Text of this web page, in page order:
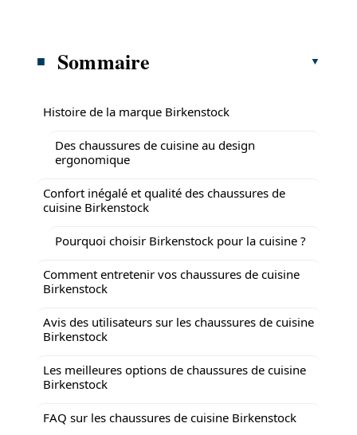
Sommaire
Histoire de la marque Birkenstock
Des chaussures de cuisine au design
ergonomique
Confort inégalé et qualité des chaussures de
cuisine Birkenstock
Pourquoi choisir Birkenstock pour la cuisine ?
Comment entretenir vos chaussures de cuisine
Birkenstock
Avis des utilisateurs sur les chaussures de cuisine
Birkenstock
Les meilleures options de chaussures de cuisine
Birkenstock
FAQ sur les chaussures de cuisine Birkenstock